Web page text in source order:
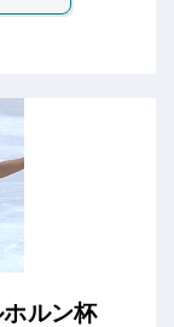
ルン杯